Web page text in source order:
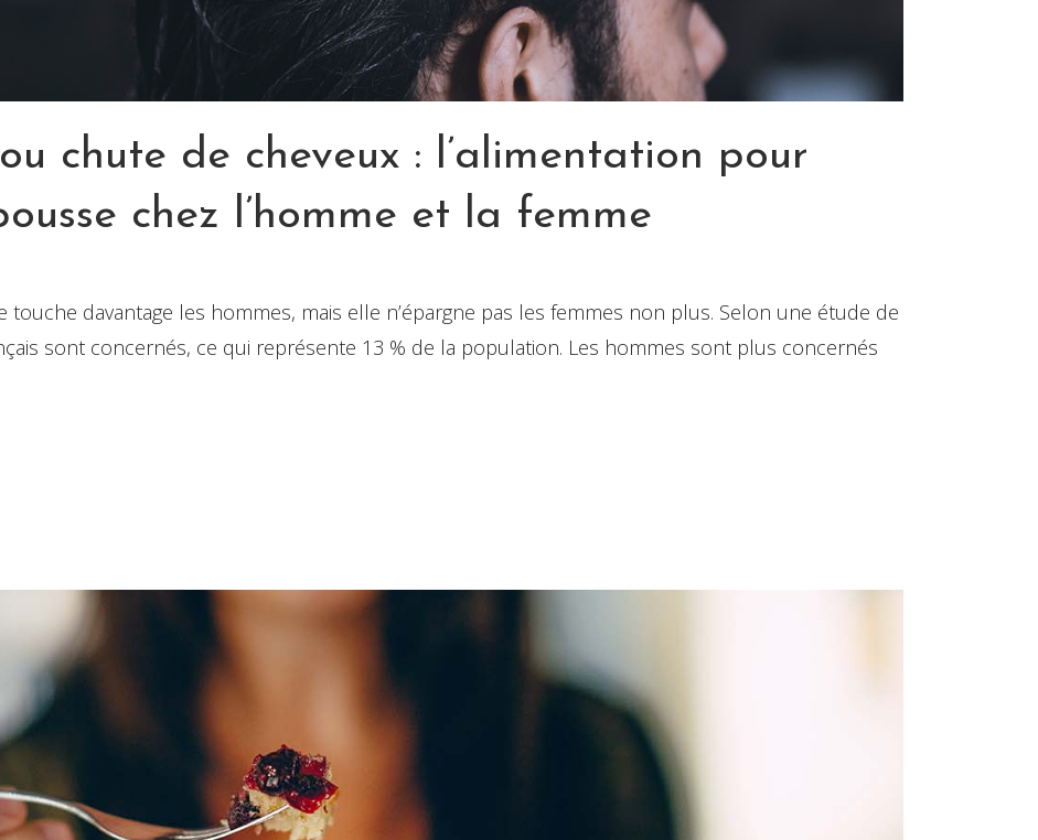
chute de cheveux : l’alimentation pour
chez l’homme et la femme
touche davantage les hommes, mais elle n’épargne pas les femmes non plus. Selon une étude de
sont concernés, ce qui représente 13 % de la population. Les hommes sont plus concernés